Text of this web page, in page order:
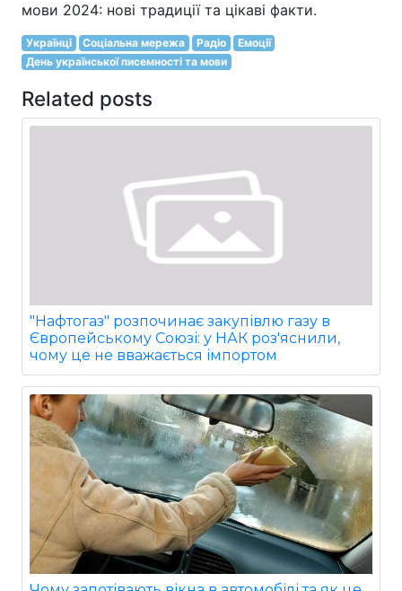
мови 2024: нові традиції та цікаві факти.
Українці Соціальна мережа Радіо
Емоції
День української писемності та мови
Related posts
"Нафтогаз" розпочинає закупівлю газу в
Європейському Союзі: у НАК роз'яснили,
чому це не вважається імпортом